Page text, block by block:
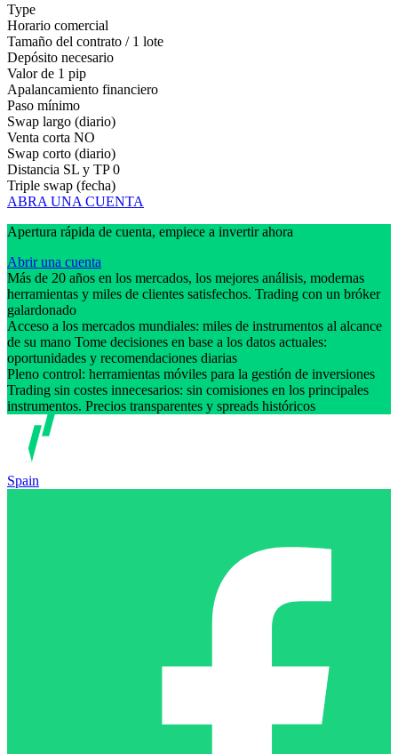
Type
Horario comercial
Tamaño del contrato / 1 lote
Depósito necesario
Valor de 1 pip
Apalancamiento financiero
Paso mínimo
Swap largo (diario)
Venta corta NO
Swap corto (diario)
Distancia SL y TP 0
Triple swap (fecha)
ABRA UNA CUENTA
Apertura rápida de cuenta, empiece a invertir ahora
Abrir una cuenta
Más de 20 años en los mercados, los mejores análisis, modernas
herramientas y miles de clientes satisfechos. Trading con un bróker
galardonado
Acceso a los mercados mundiales: miles de instrumentos al alcance
de su mano Tome decisiones en base a los datos actuales:
oportunidades y recomendaciones diarias
Pleno control: herramientas móviles para la gestión de inversiones
Trading sin costes innecesarios: sin comisiones en los principales
instrumentos. Precios transparentes y spreads históricos
Spain